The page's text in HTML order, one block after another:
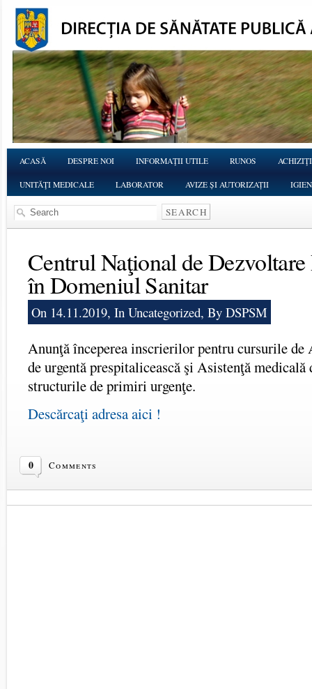
ACASĂ DESPRE NOI INFORMAŢII UTILE RUNOS
UNITĂŢI MEDICALE LABORATOR AVIZE ȘI AUTORIZAȚII
Centrul Naţional de
în Domeniul Sanitar
On 14.11.2019, In Uncategorized, By DSPSM
Anunţă începerea inscrierilor pentru cursurile de
de urgentă prespitalicească şi Asistenţă medicală
structurile de primiri urgenţe.
Descărcaţi adresa aici !
0 Comments